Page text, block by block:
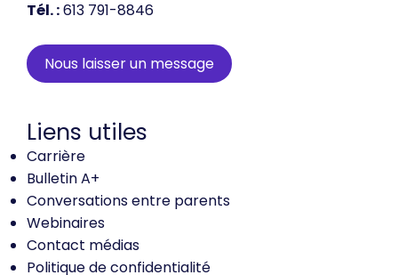
Tél. :613 791-8846
Nous laisser un message
Liens utiles
Carrière
Bulletin A+
Conversations entre parents
Webinaires
Contact médias
Politique de confidentialité